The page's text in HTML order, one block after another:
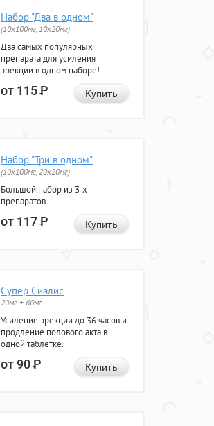
Набор "Два в одном"
(10x100мг, 10x20мг)
Два самых популярных
препарата для усиления
эрекции в одном наборе!
от 115Р Купить
Набор "Три в одном"
(10x100мг, 20x20мг)
Большой набор из 3-х
препаратов.
от 117Р Купить
Супер Сиалис
20мг + 60мг
Усиление эрекции до 36 часов и
продление полового акта в
одной таблетке.
от 90Р Купить